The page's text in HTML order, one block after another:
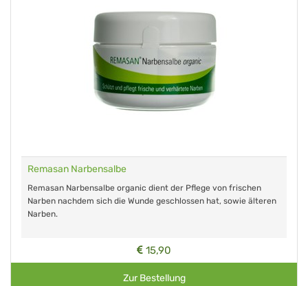
Remasan Narbensalbe
Remasan Narbensalbe organic dient der Pflege von frischen
Narben nachdem sich die Wunde geschlossen hat, sowie älteren
Narben.
15,90
Zur Bestellung